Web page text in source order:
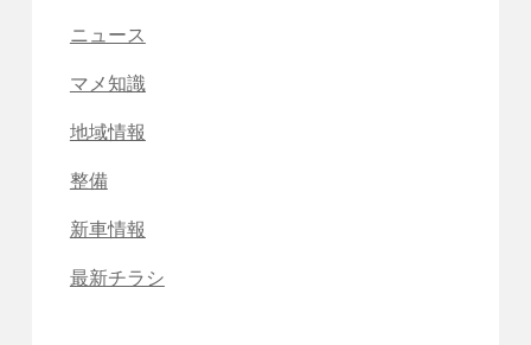
ニュース
マメ知識
地域情報
整備
新車情報
最新チラシ